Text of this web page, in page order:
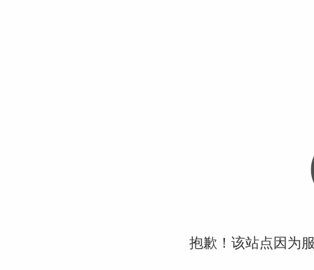
抱歉！该站点因为